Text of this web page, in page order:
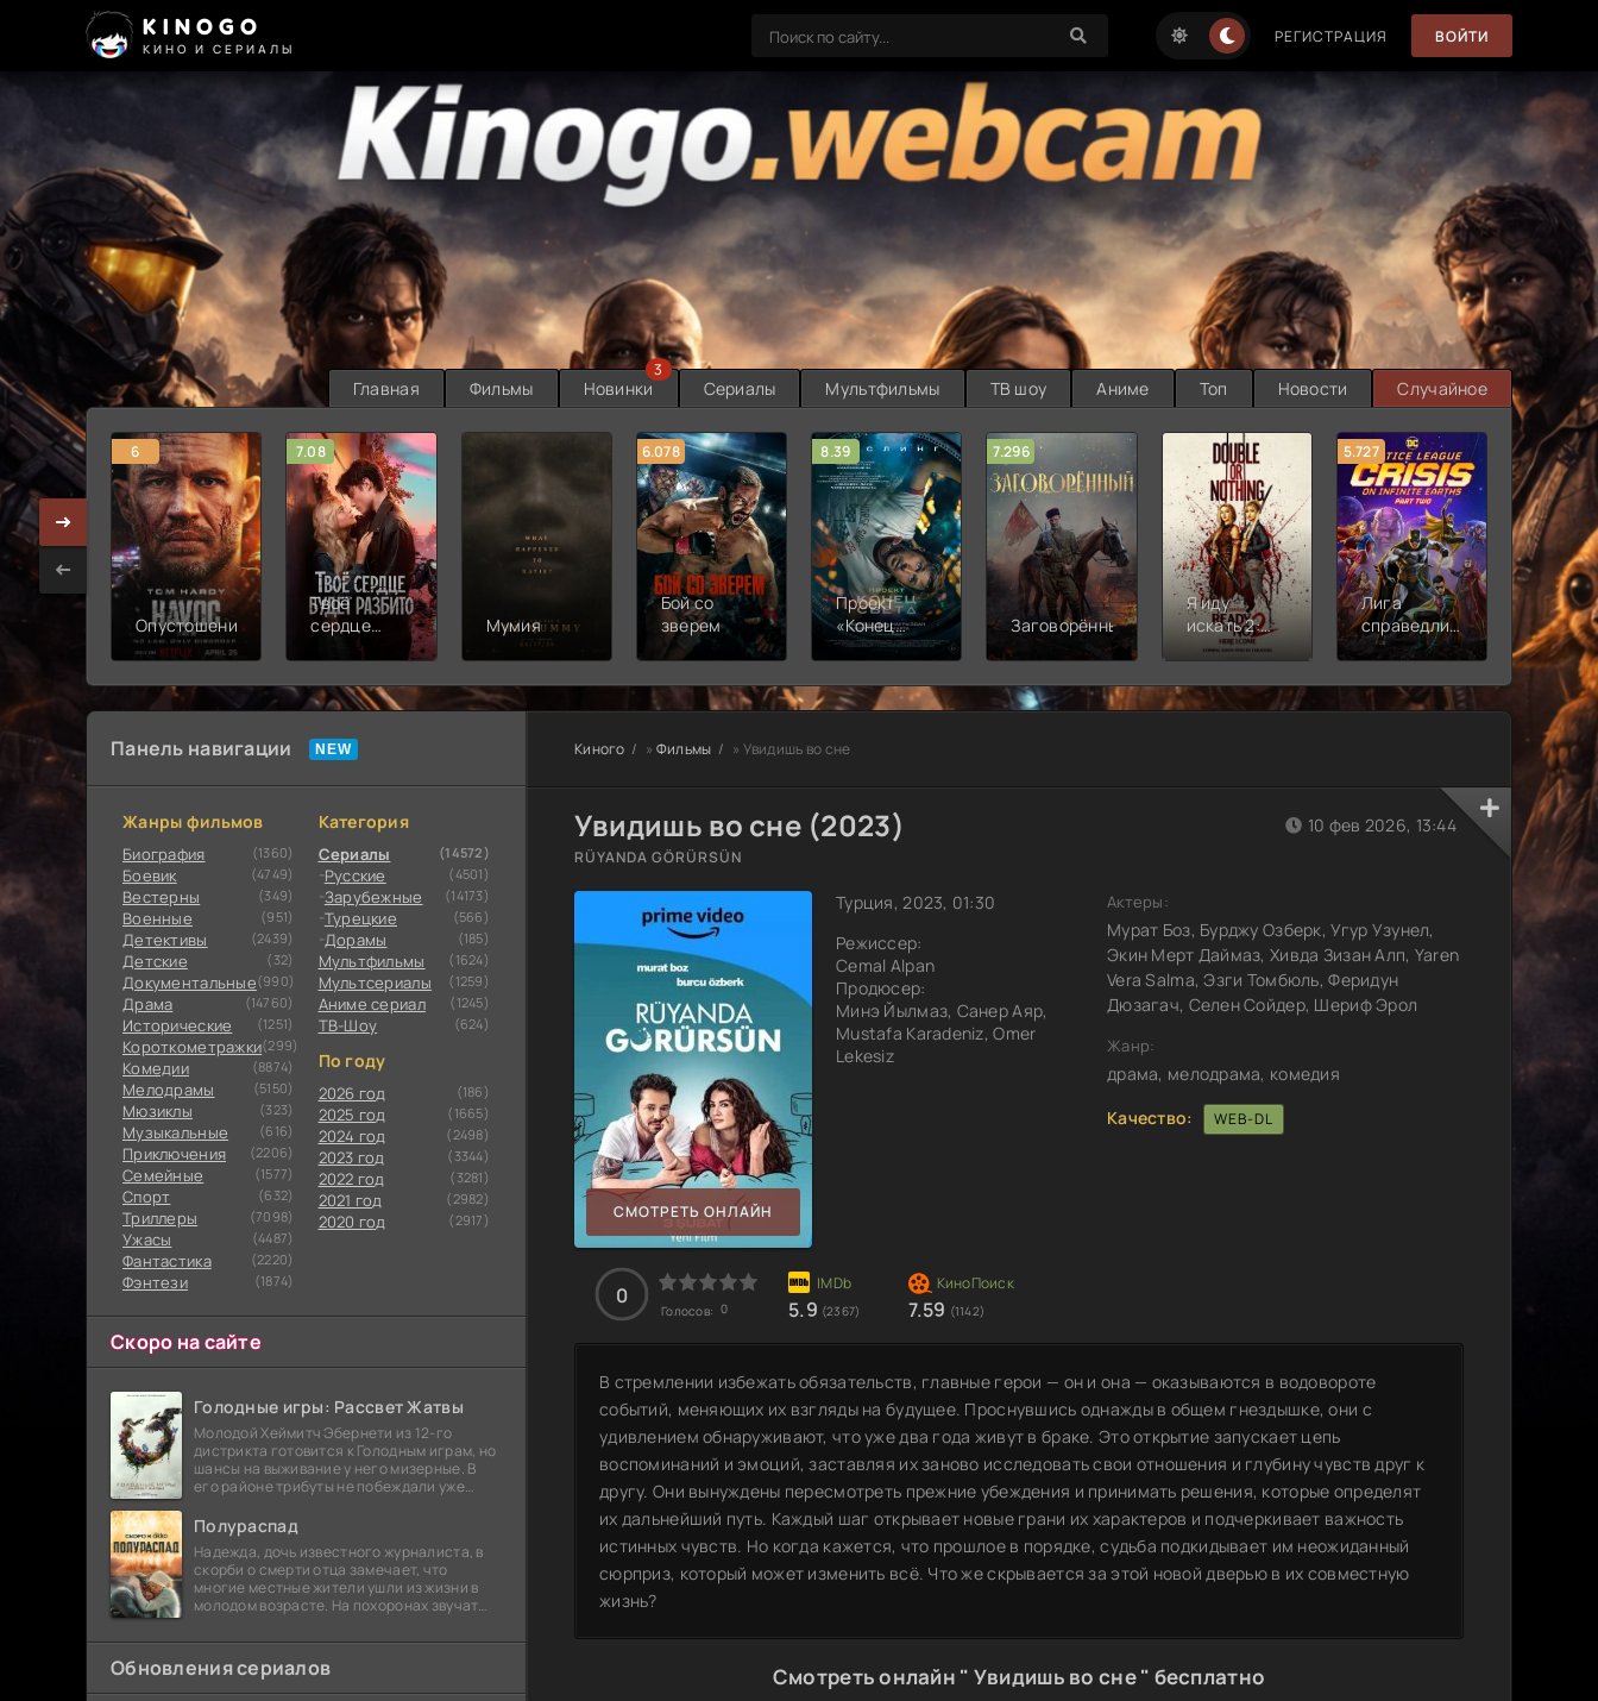
KINOGO
КИНО И СЕРИАЛЫ
РЕГИСТРАЦИЯ ВОЙТИ
Главная Фильмы Новинки
3
Сериалы Мультфильмы ТВ шоу Аниме Топ Новости Случайное
6
Опустошение
7.08
Твоё
сердце
Мумия
6.078
Бой со
зверем
8.39
Проект
«Конец
света»
7.296
Заговорённый
Я иду
искать 2:
Вот и я
5.727
Лига
справедливости:
Кризис на
землях.
Часть 2
8.889
Новая
смена
Панель навигации
Жанры фильмов
Биография (1360)
Боевик (4749)
Вестерны (349)
Военные (951)
Детективы (2439)
Детские (32)
Документальные(990)
Драма (14760)
Исторические (1251)
Короткометражки(299)
Комедии (8874)
Мелодрамы (5150)
Мюзиклы (323)
Музыкальные (616)
Приключения (2206)
Семейные (1577)
Cпорт (632)
Триллеры (7098)
Ужасы (4487)
Фантастика (2220)
Фэнтези (1874)
Категория
Сериалы (14572)
Русские (4501)
Зарубежные (14173)
Турецкие (566)
Дорамы (185)
Мультфильмы (1624)
Мультсериалы (1259)
Аниме сериал (1245)
ТВ-Шоу (624)
По году
2026 год (186)
2025 год (1665)
2024 год (2498)
2023 год (3344)
2022 год (3281)
2021 год (2982)
2020 год (2917)
Скоро на сайте
Голодные игры: Рассвет Жатвы
Молодой Хеймитч Эбернети из 12-го
дистрикта готовится к Голодным играм, но
шансы на выживание у него мизерные. В
его районе трибуты не побеждали уже
безнадежности.
Полураспад
Надежда, дочь известного журналиста, в
скорби о смерти отца замечает, что
многие местные жители ушли из жизни в
молодом возрасте. На похоронах звучат
Обновления сериалов
Киного » Фильмы » Увидишь во сне
Увидишь во сне (2023)
RÜYANDA GÖRÜRSÜN
СМОТРЕТЬ ОНЛАЙН
Турция, 2023, 01:30
Режиссер:
Cemal Alpan
Продюсер:
Минэ Йылмаз, Санер Аяр,
Mustafa Karadeniz, Omer
Lekesiz
10 фев 2026, 13:44
Актеры:
Мурат Боз, Бурджу Озберк, Угур Узунел,
Экин Мерт Даймаз, Хивда Зизан Алп, Yaren
Vera Salma, Эзги Томбюль, Феридун
Дюзагач, Селен Сойдер, Шериф Эрол
Жанр:
драма, мелодрама, комедия
Качество:
WEB-DL
0
Голосов: 0 5.9 (2367) 7.59 (1142)
В стремлении избежать обязательств, главные герои — он и она — оказываются в водовороте
событий, меняющих их взгляды на будущее. Проснувшись однажды в общем гнездышке, они с
удивлением обнаруживают, что уже два года живут в браке. Это открытие запускает цепь
воспоминаний и эмоций, заставляя их заново исследовать свои отношения и глубину чувств друг к
другу. Они вынуждены пересмотреть прежние убеждения и принимать решения, которые определят
их дальнейший путь. Каждый шаг открывает новые грани их характеров и подчеркивает важность
истинных чувств. Но когда кажется, что прошлое в порядке, судьба подкидывает им неожиданный
сюрприз, который может изменить всё. Что же скрывается за этой новой дверью в их совместную
жизнь?
Смотреть онлайн " Увидишь во сне " бесплатно